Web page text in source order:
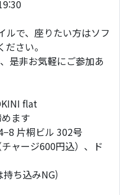
ルで、座りたい方はソフ
さい。
是非お気軽にご参加あ
flat
ます
片桐ビル 302号
ャージ600円込）、ド
ち込みNG)